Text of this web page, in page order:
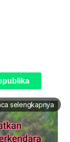
selengkapnya